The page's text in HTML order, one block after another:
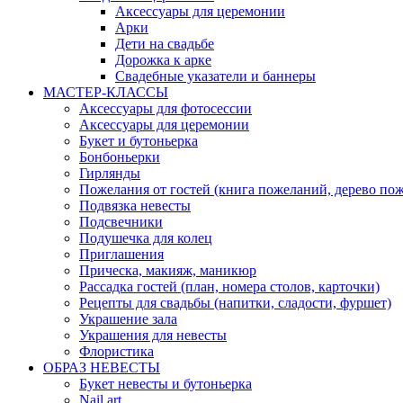
Аксессуары для церемонии
Арки
Дети на свадьбе
Дорожка к арке
Свадебные указатели и баннеры
МАСТЕР-КЛАССЫ
Аксессуары для фотосессии
Аксессуары для церемонии
Букет и бутоньерка
Бонбоньерки
Гирлянды
Пожелания от гостей (книга пожеланий, дерево
Подвязка невесты
Подсвечники
Подушечка для колец
Приглашения
Прическа, макияж, маникюр
Рассадка гостей (план, номера столов, карточки)
Рецепты для свадьбы (напитки, сладости, фуршет)
Украшение зала
Украшения для невесты
Флористика
ОБРАЗ НЕВЕСТЫ
Букет невесты и бутоньерка
Nail art